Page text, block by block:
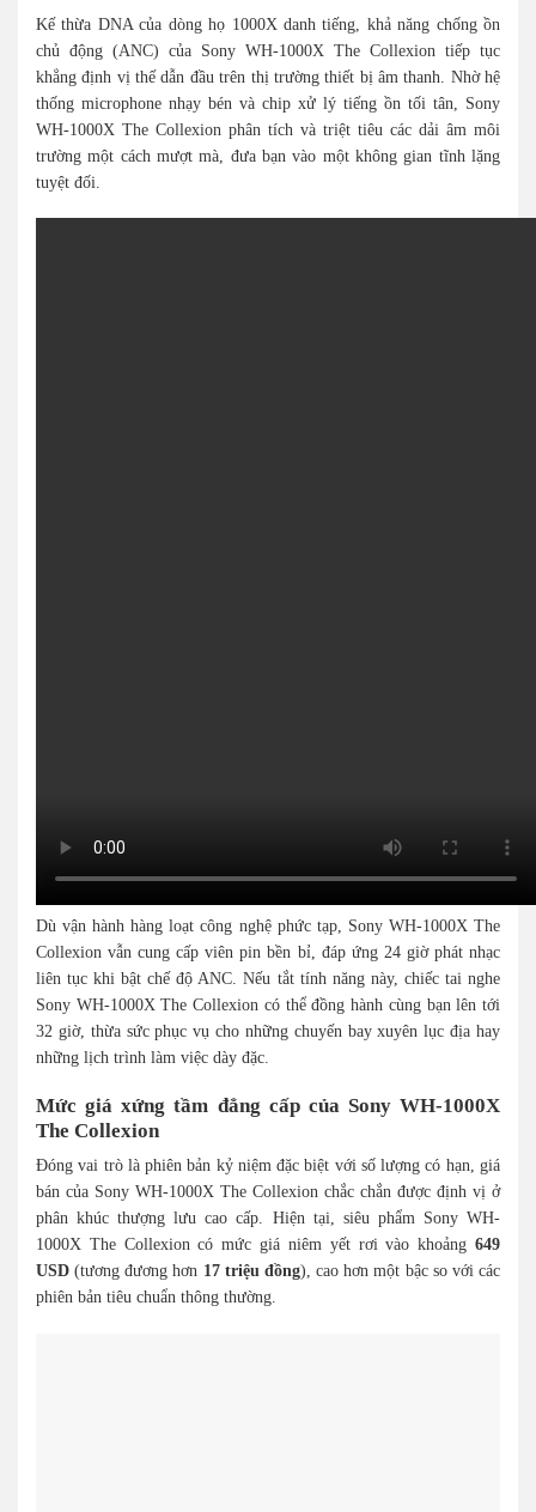
Kế thừa DNA của dòng họ 1000X danh tiếng, khả năng chống ồn
chủ động (ANC) của Sony WH-1000X The Collexion tiếp tục
khẳng định vị thế dẫn đầu trên thị trường thiết bị âm thanh. Nhờ hệ
thống microphone nhạy bén và chip xử lý tiếng ồn tối tân, Sony
WH-1000X The Collexion phân tích và triệt tiêu các dải âm môi
trường một cách mượt mà, đưa bạn vào một không gian tĩnh lặng
tuyệt đối.
Dù vận hành hàng loạt công nghệ phức tạp, Sony WH-1000X The
Collexion vẫn cung cấp viên pin bền bỉ, đáp ứng 24 giờ phát nhạc
liên tục khi bật chế độ ANC. Nếu tắt tính năng này, chiếc tai nghe
Sony WH-1000X The Collexion có thể đồng hành cùng bạn lên tới
32 giờ, thừa sức phục vụ cho những chuyến bay xuyên lục địa hay
những lịch trình làm việc dày đặc.
Mức giá xứng tầm đẳng cấp của Sony WH-1000X
The Collexion
Đóng vai trò là phiên bản kỷ niệm đặc biệt với số lượng có hạn, giá
bán của Sony WH-1000X The Collexion chắc chắn được định vị ở
phân khúc thượng lưu cao cấp. Hiện tại, siêu phẩm Sony WH-
1000X The Collexion có mức giá niêm yết rơi vào khoảng 649
USD (tương đương hơn 17 triệu đồng), cao hơn một bậc so với các
phiên bản tiêu chuẩn thông thường.